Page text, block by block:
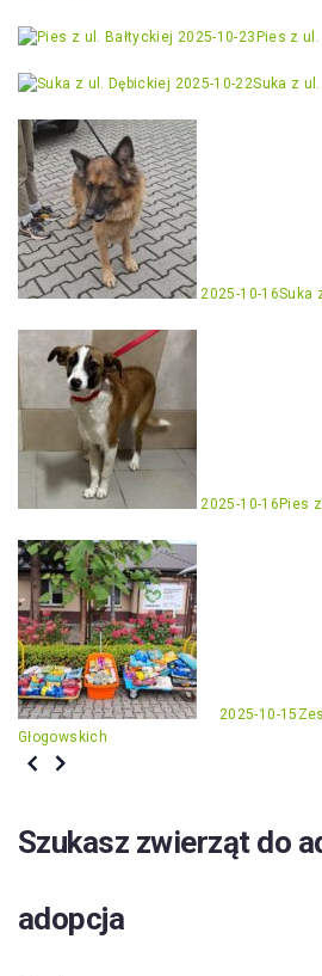
2025-10-23 Pies z
2025-10-22Suka z
2025-10-16Suka
2025-10-16 Pies
2025-10-15
Głogowskich
Szukasz zwierząt do
adopcja